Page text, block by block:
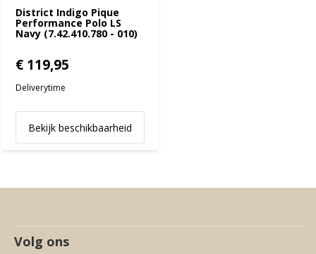
District Indigo Pique
Performance Polo LS
Navy (7.42.410.780 - 010)
€ 119,95
Deliverytime
Bekijk beschikbaarheid
Volg ons